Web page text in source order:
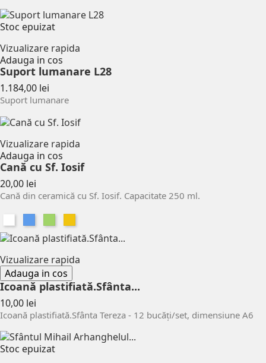
Stoc epuizat
Vizualizare rapida
Adauga in cos
Suport lumanare L28
1.184,00 lei
Suport lumanare
Vizualizare rapida
Adauga in cos
Cană cu Sf. Iosif
20,00 lei
Cană din ceramică cu Sf. Iosif. Capacitate 250 ml.
Vizualizare rapida
Adauga in cos
Icoană plastifiată.Sfânta...
10,00 lei
Icoană plastifiată.Sfânta Tereza - 12 bucăți/set, dimensiune A6
Stoc epuizat